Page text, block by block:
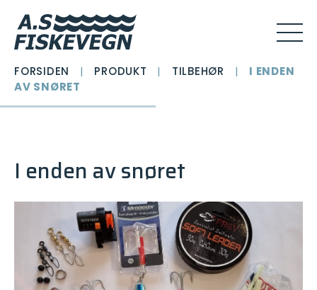
FORSIDEN | PRODUKT | TILBEHØR |
I ENDEN
AV SNØRET
I enden av snøret